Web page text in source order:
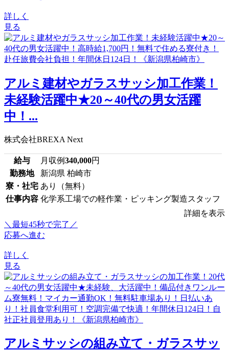
詳しく
見る
アルミ建材やガラスサッシ加工作業！
未経験活躍中★20～40代の男女活躍
中！...
株式会社BREXA Next
給与 月収例340,000円
勤務地
新潟県 柏崎市
寮・社宅 あり（無料）
仕事内容 化学系工場での軽作業・ピッキング製造スタッフ
詳細を表示
＼最短45秒で完了／
応募へ進む
詳しく
見る
アルミサッシの組み立て・ガラスサッ